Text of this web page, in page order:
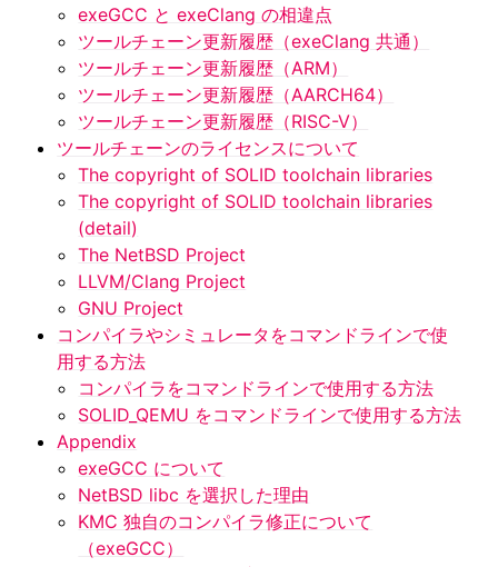
exeGCC と exeClang の相違点
ツールチェーン更新履歴（exeClang 共通）
ツールチェーン更新履歴（ARM）
ツールチェーン更新履歴（AARCH64）
ツールチェーン更新履歴（RISC-V）
ツールチェーンのライセンスについて
The copyright of SOLID toolchain libraries
The copyright of SOLID toolchain libraries
(detail)
The NetBSD Project
LLVM/Clang Project
GNU Project
コンパイラやシミュレータをコマンドラインで使
用する方法
コンパイラをコマンドラインで使用する方法
SOLID_QEMU をコマンドラインで使用する方法
Appendix
exeGCC について
NetBSD libc を選択した理由
KMC 独自のコンパイラ修正について
（exeGCC）